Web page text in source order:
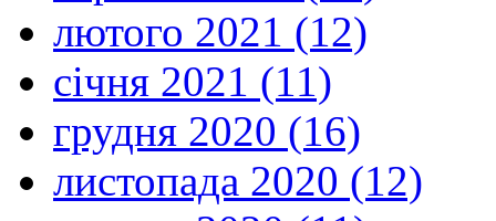
лютого 2021 (12)
січня 2021 (11)
грудня 2020 (16)
листопада 2020 (12)